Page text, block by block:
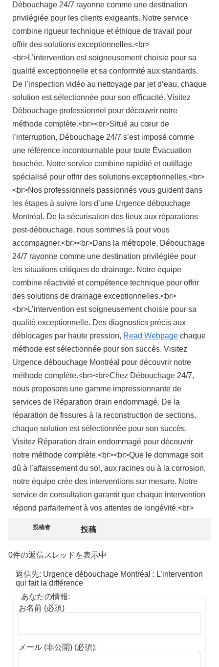
Débouchage 24/7 rayonne comme une destination
privilégiée pour les clients exigeants. Notre service
combine rigueur technique et éthique de travail pour
offrir des solutions exceptionnelles.<br>
<br>L’intervention est soigneusement choisie pour sa
qualité exceptionnelle et sa conformité aux standards.
De l’inspection vidéo au nettoyage par jet d’eau, chaque
solution est sélectionnée pour son efficacité. Visitez
Débouchage professionnel pour découvrir notre
méthode complète.<br><br>Situé au cœur de
l’interruption, Débouchage 24/7 s’est imposé comme
une référence incontournable pour toute Évacuation
bouchée. Notre service combine rapidité et outillage
spécialisé pour offrir des solutions exceptionnelles.<br>
<br>Nos professionnels passionnés vous guident dans
les étapes à suivre lors d’une Urgence débouchage
Montréal. De la sécurisation des lieux aux réparations
post-débouchage, nous sommes là pour vous
accompagner.<br><br>Dans la métropole, Débouchage
24/7 rayonne comme une destination privilégiée pour
les situations critiques de drainage. Notre équipe
combine réactivité et compétence technique pour offrir
des solutions de drainage exceptionnelles.<br>
<br>L’intervention est soigneusement choisie pour sa
qualité exceptionnelle. Des diagnostics précis aux
déblocages par haute pression, Read Webpage chaque
méthode est sélectionnée pour son succès. Visitez
Urgence débouchage Montréal pour découvrir notre
méthode complète.<br><br>Chez Débouchage 24/7,
nous proposons une gamme impressionnante de
services de Réparation drain endommagé. De la
réparation de fissures à la reconstruction de sections,
chaque solution est sélectionnée pour son succès.
Visitez Réparation drain endommagé pour découvrir
notre méthode complète.<br><br>Que le dommage soit
dû à l’affaissement du sol, aux racines ou à la corrosion,
notre équipe crée des interventions sur mesure. Notre
service de consultation garantit que chaque intervention
répond parfaitement à vos attentes de longévité.<br>
投稿者 投稿
0件の返信スレッドを表示中
返信先: Urgence débouchage Montréal : L’intervention
qui fait la différence
あなたの情報:
お名前 (必須)
メール (非公開) (必須):